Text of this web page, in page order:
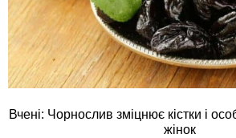
Вчені: Чорнослив зміцнює кістки і
жінок